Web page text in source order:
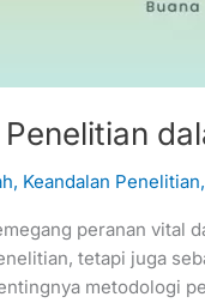
, Keandalan Penelitian,
peranan vital
tetapi juga
metodologi